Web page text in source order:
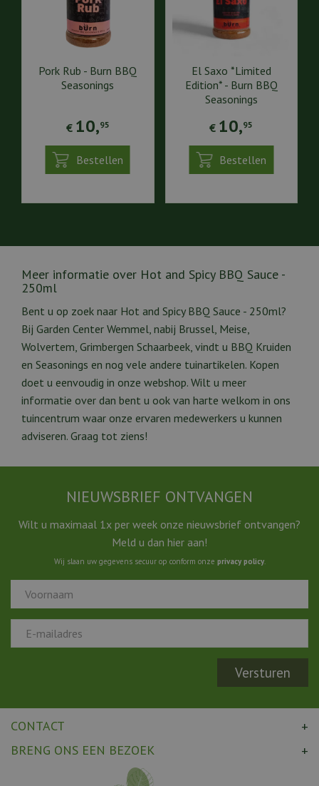
Pork Rub - Burn BBQ
Seasonings
€ 10,95
Bestellen
El Saxo *Limited
Edition* - Burn BBQ
Seasonings
€ 10,95
Bestellen
Meer informatie over Hot and Spicy BBQ Sauce -
250ml
Bent u op zoek naar Hot and Spicy BBQ Sauce - 250ml?
Bij Garden Center Wemmel, nabij Brussel, Meise,
Wolvertem, Grimbergen Schaarbeek, vindt u BBQ Kruiden
en Seasonings en nog vele andere tuinartikelen. Kopen
doet u eenvoudig in onze webshop. Wilt u meer
informatie over dan bent u ook van harte welkom in ons
tuincentrum waar onze ervaren medewerkers u kunnen
adviseren. Graag tot ziens!
NIEUWSBRIEF ONTVANGEN
Wilt u maximaal 1x per week onze nieuwsbrief ontvangen?
Meld u dan hier aan!
Wij slaan uw gegevens secuur op conform onze privacy policy.
CONTACT
BRENG ONS EEN BEZOEK